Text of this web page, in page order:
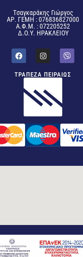
Tσαγκαράκης Γιώργος
ΑΡ. ΓΕΜΗ : 076836827000
Α.Φ.Μ. : 072205252
Δ.Ο.Υ. ΗΡΑΚΛΕΙΟΥ
ΤΡΑΠΕΖΑ ΠΕΙΡΑΙΩΣ